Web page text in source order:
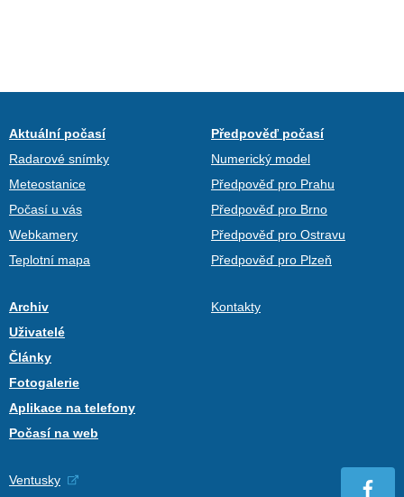
Aktuální počasí
Radarové snímky
Meteostanice
Počasí u vás
Webkamery
Teplotní mapa
Předpověď počasí
Numerický model
Předpověď pro Prahu
Předpověď pro Brno
Předpověď pro Ostravu
Předpověď pro Plzeň
Archiv
Uživatelé
Články
Fotogalerie
Aplikace na telefony
Počasí na web
Kontakty
Ventusky